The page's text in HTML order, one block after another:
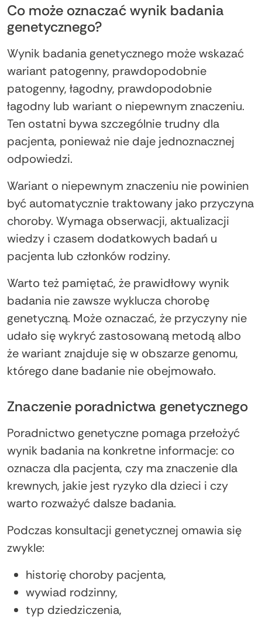
Co może oznaczać wynik badania
genetycznego?
Wynik badania genetycznego może wskazać
wariant patogenny, prawdopodobnie
patogenny, łagodny, prawdopodobnie
łagodny lub wariant o niepewnym znaczeniu.
Ten ostatni bywa szczególnie trudny dla
pacjenta, ponieważ nie daje jednoznacznej
odpowiedzi.
Wariant o niepewnym znaczeniu nie powinien
być automatycznie traktowany jako przyczyna
choroby. Wymaga obserwacji, aktualizacji
wiedzy i czasem dodatkowych badań u
pacjenta lub członków rodziny.
Warto też pamiętać, że prawidłowy wynik
badania nie zawsze wyklucza chorobę
genetyczną. Może oznaczać, że przyczyny nie
udało się wykryć zastosowaną metodą albo
że wariant znajduje się w obszarze genomu,
którego dane badanie nie obejmowało.
Znaczenie poradnictwa genetycznego
Poradnictwo genetyczne pomaga przełożyć
wynik badania na konkretne informacje: co
oznacza dla pacjenta, czy ma znaczenie dla
krewnych, jakie jest ryzyko dla dzieci i czy
warto rozważyć dalsze badania.
Podczas konsultacji genetycznej omawia się
zwykle:
historię choroby pacjenta,
wywiad rodzinny,
typ dziedziczenia,